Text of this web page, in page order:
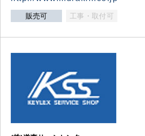
販売可 工事・取付可